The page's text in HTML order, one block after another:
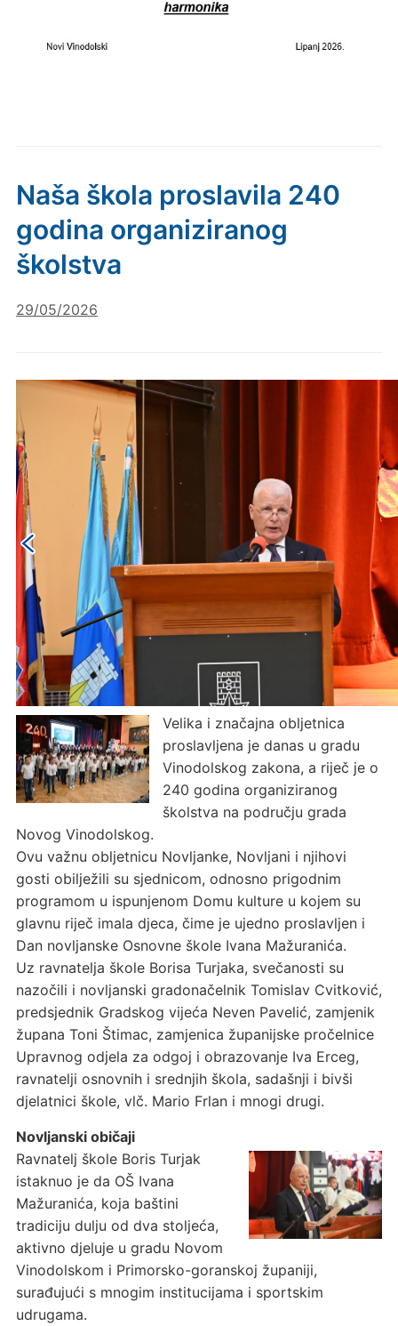
Naša škola proslavila 240
godina organiziranog
školstva
29/05/2026
Velika i značajna obljetnica
proslavljena je danas u gradu
Vinodolskog zakona, a riječ je o
240 godina organiziranog
školstva na području grada
Novog Vinodolskog.
Ovu važnu obljetnicu Novljanke, Novljani i njihovi
gosti obilježili su sjednicom, odnosno prigodnim
programom u ispunjenom Domu kulture u kojem su
glavnu riječ imala djeca, čime je ujedno proslavljen i
Dan novljanske Osnovne škole Ivana Mažuranića.
Uz ravnatelja škole Borisa Turjaka, svečanosti su
nazočili i novljanski gradonačelnik Tomislav Cvitković,
predsjednik Gradskog vijeća Neven Pavelić, zamjenik
župana Toni Štimac, zamjenica županijske pročelnice
Upravnog odjela za odgoj i obrazovanje Iva Erceg,
ravnatelji osnovnih i srednjih škola, sadašnji i bivši
djelatnici škole, vlč. Mario Frlan i mnogi drugi.
Novljanski običaji
Ravnatelj škole Boris Turjak
istaknuo je da OŠ Ivana
Mažuranića, koja baštini
tradiciju dulju od dva stoljeća,
aktivno djeluje u gradu Novom
Vinodolskom i Primorsko-goranskoj županiji,
surađujući s mnogim institucijama i sportskim
udrugama.